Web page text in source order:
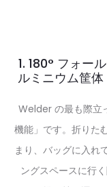
1. 180° フォー
ルミニウム筐
Welder の最も際立
機能」です。折りた
まり、バッグに入れ
ングスペースに行